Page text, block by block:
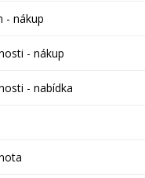
- nákup
- nákup
- nabídka